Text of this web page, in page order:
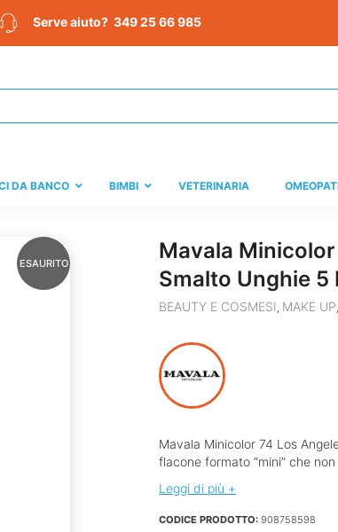
Serve aiuto? 349 25 66 985
DA BANCO BIMBI VETERINARIA
ESAURITO
Mavala
Smalto Unghie 5
BEAUTY E COSMESI, MAKE UP,
Mavala Minicolor 74 Los
flacone formato “mini” che
Leggi di più +
CODICE PRODOTTO: 908758598